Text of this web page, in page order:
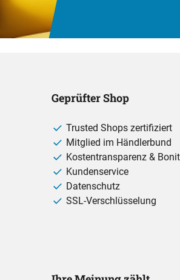
Geprüfter Shop
Trusted Shops zertifiziert
Mitglied im Händlerbund
Kostentransparenz &
Kundenservice
Datenschutz
SSL-Verschlüsselung